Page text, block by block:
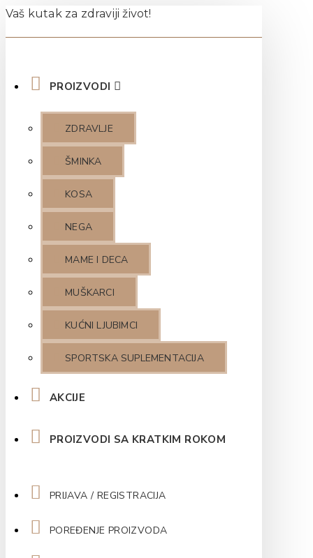
Vaš kutak za zdraviji život!
PROIZVODI
ZDRAVLJE
ŠMINKA
KOSA
NEGA
MAME I DECA
MUŠKARCI
KUĆNI LJUBIMCI
SPORTSKA SUPLEMENTACIJA
AKCIJE
PROIZVODI SA KRATKIM ROKOM
PRIJAVA / REGISTRACIJA
POREĐENJE PROIZVODA